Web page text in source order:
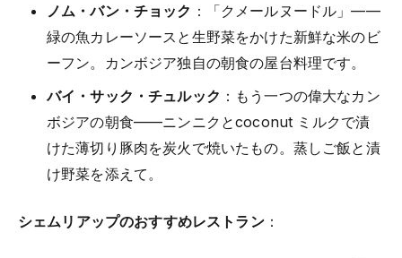
ノム・バン・チョック ：「クメールヌードル」——
緑の魚カレーソースと生野菜をかけた新鮮な米のビ
ーフン。カンボジア独自の朝食の屋台料理です。
バイ・サック・チュルック ：もう一つの偉大なカン
ボジアの朝食——ニンニクとcoconut ミルクで漬
けた薄切り豚肉を炭火で焼いたもの。蒸しご飯と漬
け野菜を添えて。
シェムリアップのおすすめレストラン：